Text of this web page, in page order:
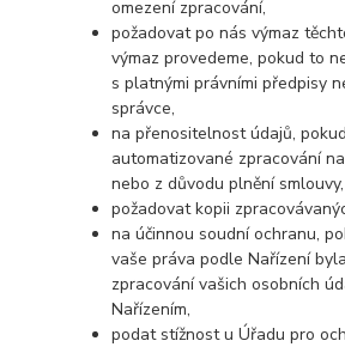
omezení zpracování,
požadovat po nás výmaz
výmaz provedeme, pokud to
s platnými právními předpisy
správce,
na přenositelnost údajů,
automatizované zpracování
nebo z důvodu plnění smlouvy,
požadovat kopii
na účinnou soudní ochranu,
vaše práva podle Nařízení
zpracování vašich osobních
Nařízením,
podat stížnost u Úřadu pro